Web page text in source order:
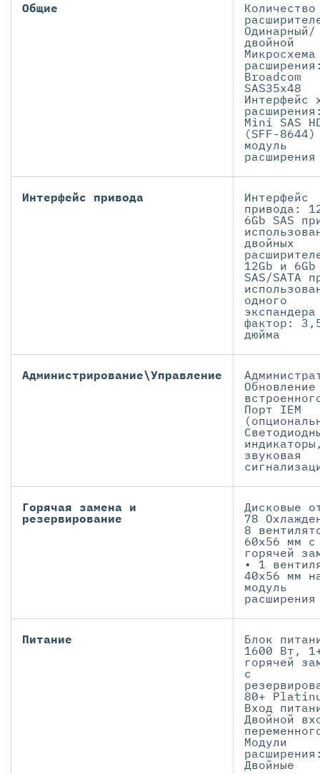
Общие
Количество
Одинарный/
двойной
Микросхема
Broadcom
SAS35x48
Интерфейс
Mini SAS
(SFF-
модуль
расширения
Интерфейс привода
Интерфейс
привода:
6Gb SAS
двойных
12Gb и 6Gb
SAS/SATA
одного
фактор:
дюйма
Администрирование\Управление
Обновление
Порт IEM
звуковая
Горячая замена и
резервирование
Дисковые
78
8
60x56 мм с
горячей
• 1
40x56 мм
модуль
расширения
Питание
Блок
1600 Вт,
горячей
с
80+
Вход
Двойной
Модули
Двойные